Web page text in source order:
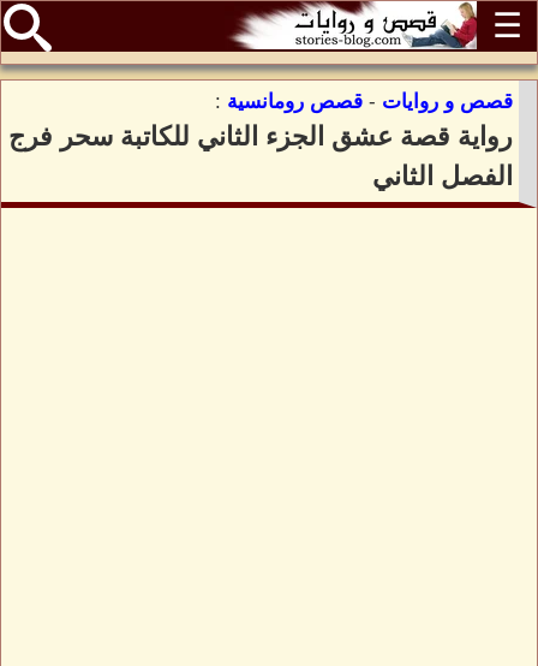
☰
قصص و روايات - قصص رومانسية :
رواية قصة عشق الجزء الثاني للكاتبة سحر فرج
الفصل الثاني